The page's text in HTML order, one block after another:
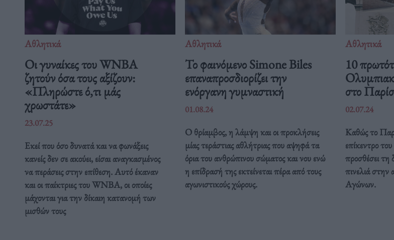
Αθλητικά
Οι γυναίκες του WNBA
ζητούν όσα τους αξίζουν:
«Πληρώστε ό,τι μάς
χρωστάτε»
23.07.25
Εκεί που όσο δυνατά και να φωνάξεις
κανείς δεν σε ακούει, είσαι αναγκασμένος
να περάσεις στην επίθεση. Αυτό έκαναν
και οι παίκτριες του WNBA, οι οποίες
μάχονται για την δίκαιη κατανομή των
μισθών τους
Αθλητικά
Το φαινόμενο Simone Biles
επαναπροσδιορίζει την
ενόργανη γυμναστική
01.08.24
Ο θρίαμβος, η λάμψη και οι προκλήσεις
μίας τεράστιας αθλήτριας που αψηφά τα
όρια του ανθρώπινου σώματος και νου ενώ
η επίδρασή της εκτείνεται πέρα από τους
αγωνιστικούς χώρους.
Αθλητικά
10
στο
02.07.24
Καθώς το
επίκεντρο
προσθέσει τη
πινελιά
Αγώνων.